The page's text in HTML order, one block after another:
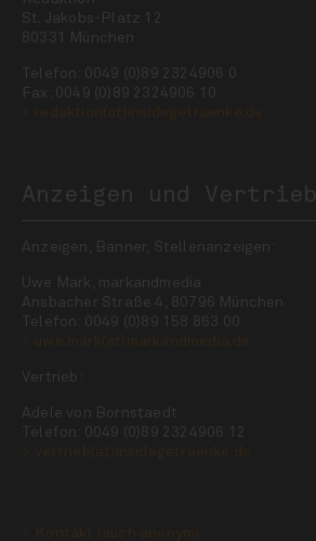
St. Jakobs-Platz 12
80331 München
Telefon: 0049 (0)89 2324906 0
Fax: 0049 (0)89 2324906 10
Anzeigen und Vertrieb
Anzeigen, Banner, Stellenanzeigen:
Uwe Mark, markandmedia
Ansbacher Straße 4, 80796 München
Telefon: 0049 (0)89 158 863 00
Vertrieb:
Adele von Bornstaedt
Telefon: 0049 (0)89 2324906 12